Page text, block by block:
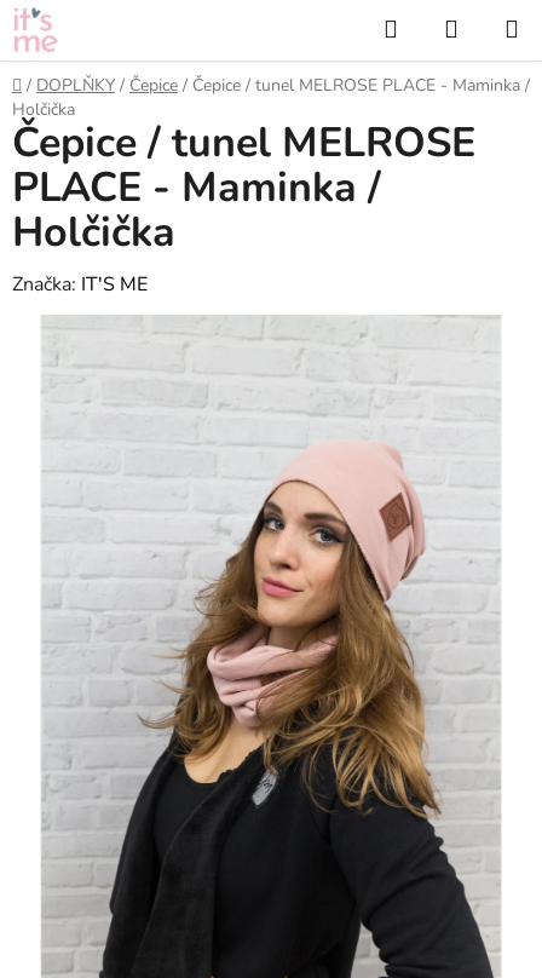
Přejít
na
obsah
Hledat
KOŠÍK
Domů
/ DOPLŇKY / Čepice / Čepice / tunel MELROSE PLACE - Maminka /
Holčička
Čepice / tunel MELROSE
PLACE - Maminka /
Holčička
Značka: IT'S ME